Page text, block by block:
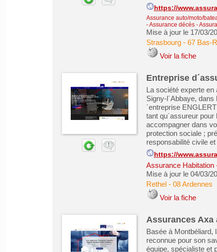
https://
Assurance auto/moto/
- Assurance décès-
Mise à jour le 17/03/
Strasbourg- 67 Bas-
Voir la fiche
Entreprise
La société experte
Signy-l´Abbaye,
´entreprise
tant qu´assureur
accompagner dans
protection sociale ;
responsabilité civile
https://
Assurance
Mise à jour le 04/03/
Rethel- 08 Ardennes
Voir la fiche
Assurances Axa
Basée à Montbéliard,
reconnue pour son
équipe, spécialiste et